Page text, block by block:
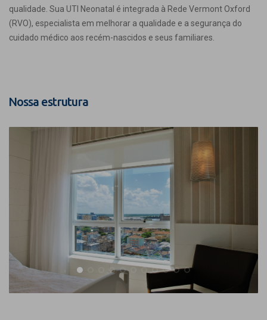
qualidade. Sua UTI Neonatal é integrada à Rede Vermont Oxford
(RVO), especialista em melhorar a qualidade e a segurança do
cuidado médico aos recém-nascidos e seus familiares.
Nossa estrutura